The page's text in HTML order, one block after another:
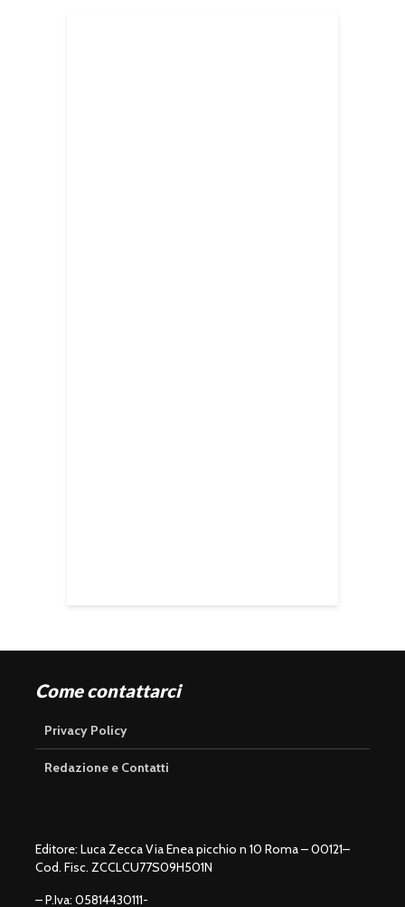
Come contattarci
Privacy Policy
Redazione e Contatti
Editore: Luca Zecca Via Enea picchio n 10 Roma – 00121–
Cod. Fisc. ZCCLCU77S09H501N
– P.Iva: 05814430111-